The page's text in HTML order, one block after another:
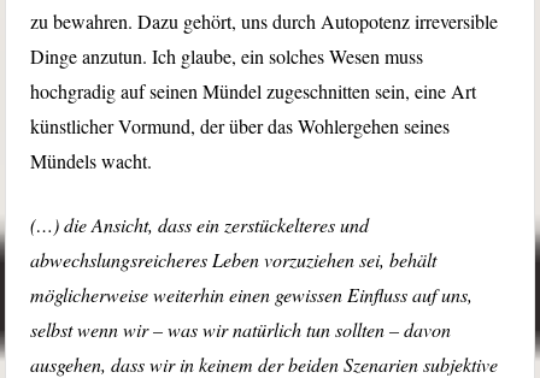
zu bewahren. Dazu gehört, uns durch Autopotenz irreversible
Dinge anzutun. Ich glaube, ein solches Wesen muss
hochgradig auf seinen Mündel zugeschnitten sein, eine Art
künstlicher Vormund, der über das Wohlergehen seines
Mündels wacht.
(…) die Ansicht, dass ein zerstückelteres und
abwechslungsreicheres Leben vorzuziehen sei, behält
möglicherweise weiterhin einen gewissen Einfluss auf uns,
selbst wenn wir – was wir natürlich tun sollten – davon
ausgehen, dass wir in keinem der beiden Szenarien subjektive